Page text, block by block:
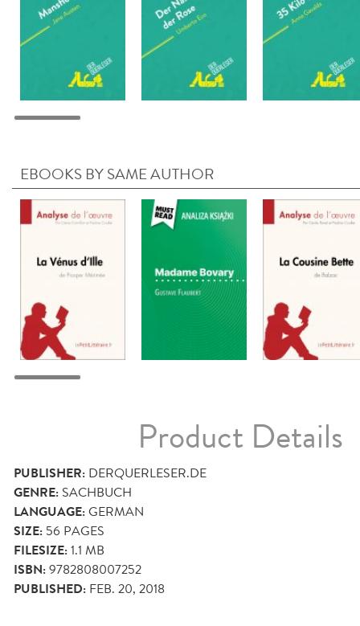
EBOOKS BY SAME AUTHOR
Product Details
PUBLISHER: DERQUERLESER.DE
GENRE: SACHBUCH
LANGUAGE:GERMAN
SIZE: 56 PAGES
FILESIZE:1.1 MB
ISBN:9782808007252
PUBLISHED: FEB. 20, 2018